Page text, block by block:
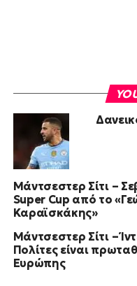
Μάντσεστερ Σίτι –
Super Cup από το
Καραϊσκάκης»
Μάντσεστερ Σίτι –
Πολίτες είναι
Ευρώπης